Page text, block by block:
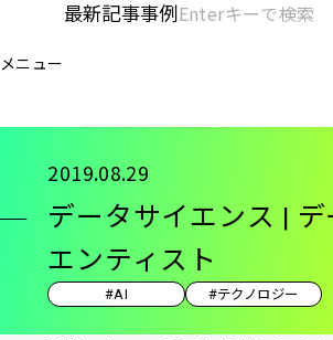
ン
ン
ツ
メニュー
[KC]
メ
最新記事事例
データサイエンス | デ
エンティスト
2019.08.29
#AI #テクノロジー